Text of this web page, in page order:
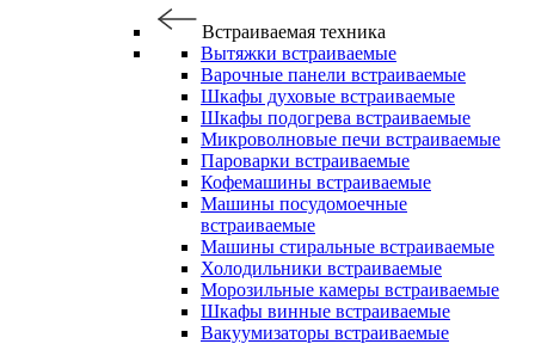
Встраиваемая техника
Вытяжки встраиваемые
Варочные панели встраиваемые
Шкафы духовые встраиваемые
Шкафы подогрева встраиваемые
Микроволновые печи встраиваемые
Пароварки встраиваемые
Кофемашины встраиваемые
Машины посудомоечные
встраиваемые
Машины стиральные встраиваемые
Холодильники встраиваемые
Морозильные камеры встраиваемые
Шкафы винные встраиваемые
Вакуумизаторы встраиваемые